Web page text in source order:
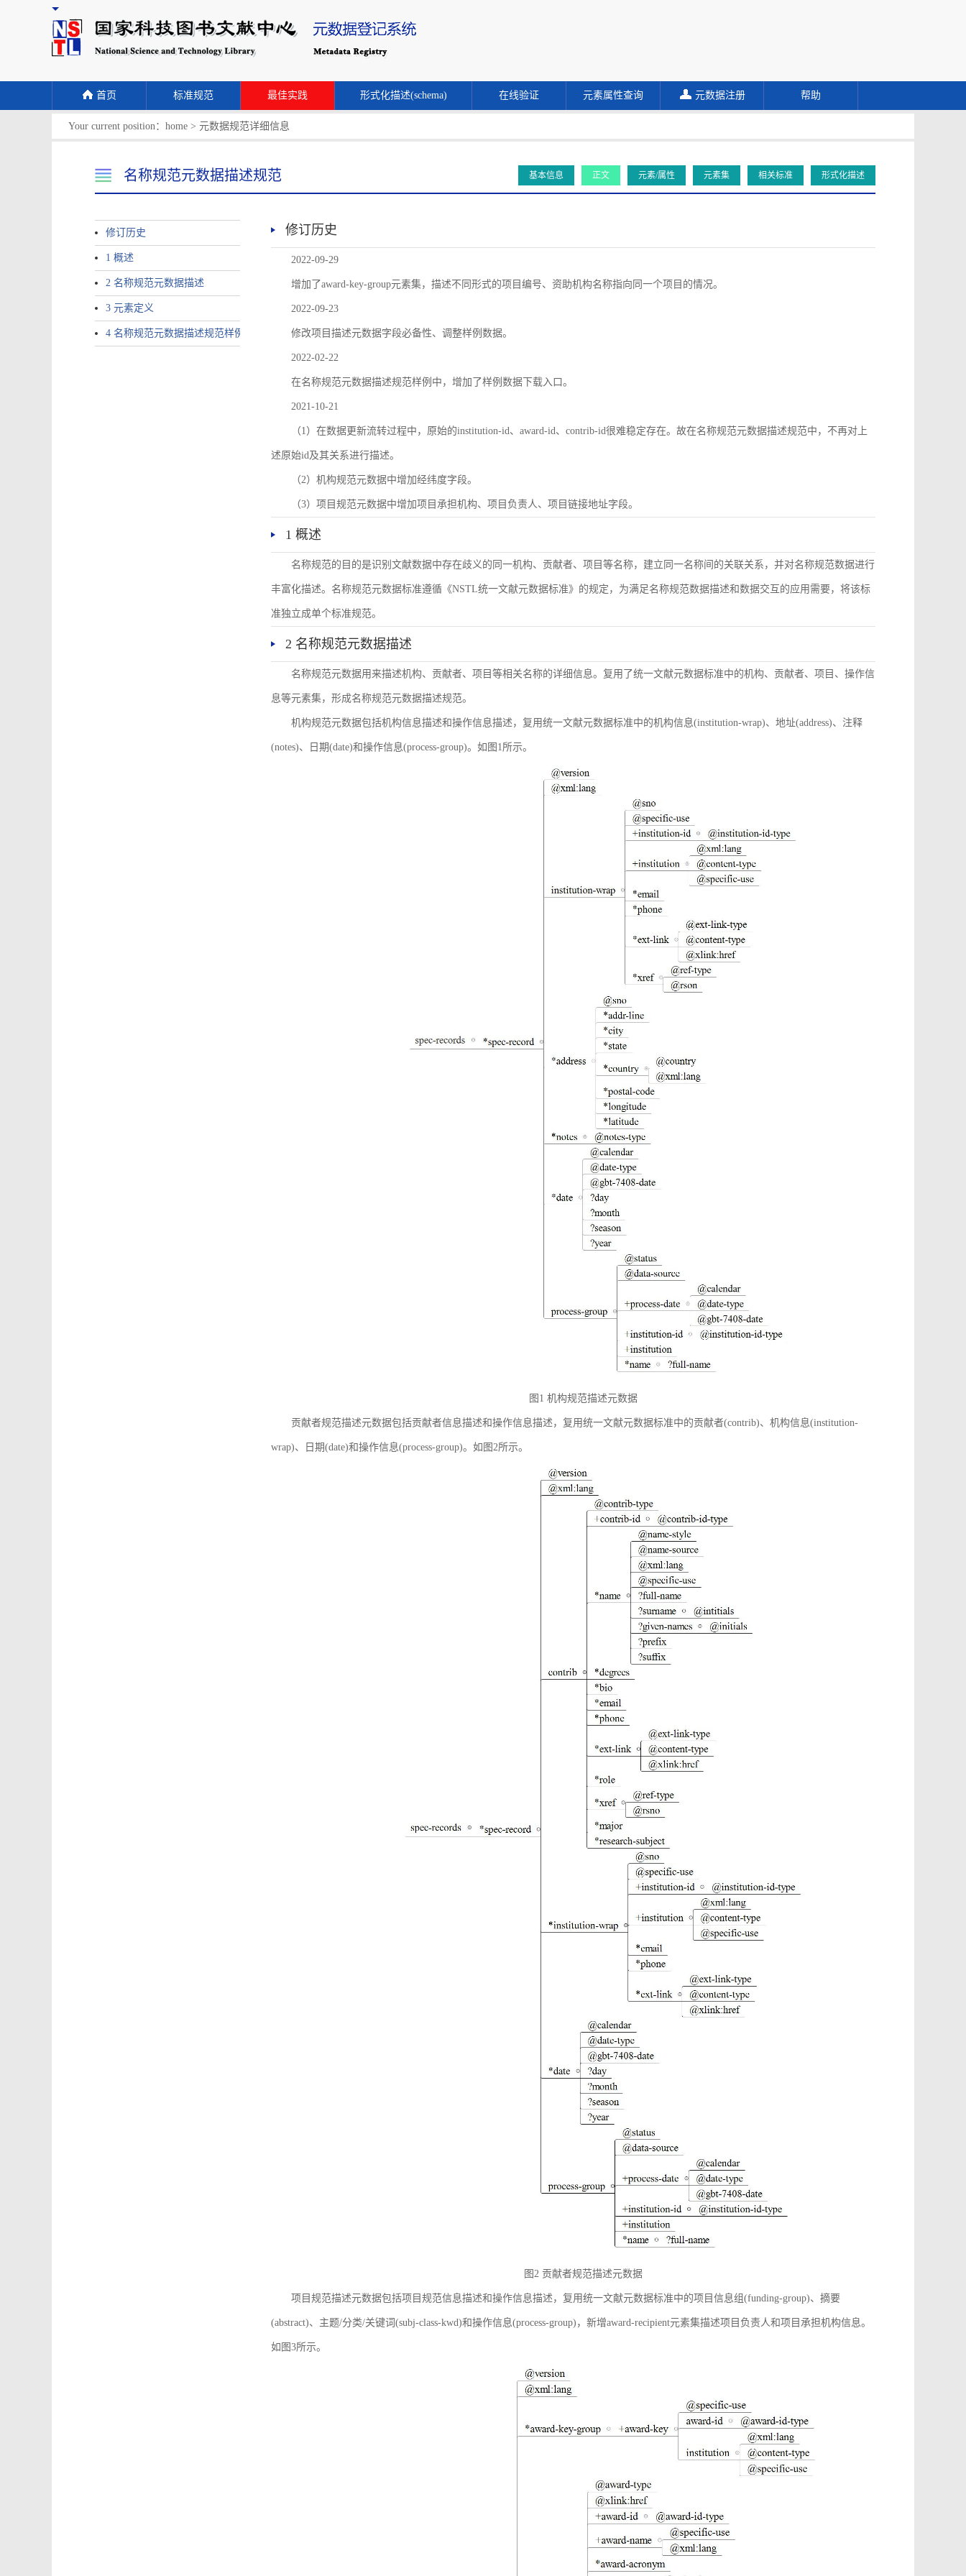
首页 标准规范 最佳实践 形式化描述(schema) 在线验证 元素属性查询 元数据注册 帮助
Your current position： home > 元数据规范详细信息
名称规范元数据描述规范 基本信息 正文 元素/属性 元素集 相关标准 形式化描述
修订历史
1 概述
2 名称规范元数据描述
3 元素定义
4 名称规范元数据描述规范样例
修订历史
2022-09-29
增加了award-key-group元素集，描述不同形式的项目编号、资助机构名称指向同一个项目的情况。
2022-09-23
修改项目描述元数据字段必备性、调整样例数据。
2022-02-22
在名称规范元数据描述规范样例中，增加了样例数据下载入口。
2021-10-21
（1）在数据更新流转过程中，原始的institution-id、award-id、contrib-id很难稳定存在。故在名称规范元数据描述规范中，不再对上
述原始id及其关系进行描述。
（2）机构规范元数据中增加经纬度字段。
（3）项目规范元数据中增加项目承担机构、项目负责人、项目链接地址字段。
1 概述
名称规范的目的是识别文献数据中存在歧义的同一机构、贡献者、项目等名称，建立同一名称间的关联关系，并对名称规范数据进行
丰富化描述。名称规范元数据标准遵循《NSTL统一文献元数据标准》的规定，为满足名称规范数据描述和数据交互的应用需要，将该标
准独立成单个标准规范。
2 名称规范元数据描述
名称规范元数据用来描述机构、贡献者、项目等相关名称的详细信息。复用了统一文献元数据标准中的机构、贡献者、项目、操作信
息等元素集，形成名称规范元数据描述规范。
机构规范元数据包括机构信息描述和操作信息描述，复用统一文献元数据标准中的机构信息(institution-wrap)、地址(address)、注释
(notes)、日期(date)和操作信息(process-group)。如图1所示。
图1 机构规范描述元数据
贡献者规范描述元数据包括贡献者信息描述和操作信息描述，复用统一文献元数据标准中的贡献者(contrib)、机构信息(institution-
wrap)、日期(date)和操作信息(process-group)。如图2所示。
图2 贡献者规范描述元数据
项目规范描述元数据包括项目规范信息描述和操作信息描述，复用统一文献元数据标准中的项目信息组(funding-group)、摘要
(abstract)、主题/分类/关键词(subj-class-kwd)和操作信息(process-group)，新增award-recipient元素集描述项目负责人和项目承担机构信息。
如图3所示。